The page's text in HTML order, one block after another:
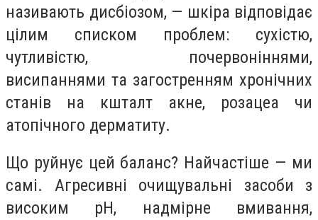
називають дисбіозом, — шкіра відповідає
цілим списком проблем: сухістю,
чутливістю, почервоніннями,
висипаннями та загостренням хронічних
станів на кшталт акне, розацеа чи
атопічного дерматиту.
Що руйнує цей баланс? Найчастіше — ми
самі. Агресивні очищувальні засоби з
високим pH, надмірне вмивання,